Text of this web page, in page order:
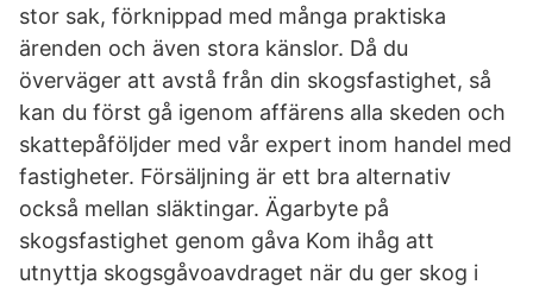
stor sak, förknippad med många praktiska
ärenden och även stora känslor. Då du
överväger att avstå från din skogsfastighet, så
kan du först gå igenom affärens alla skeden och
skattepåföljder med vår expert inom handel med
fastigheter. Försäljning är ett bra alternativ
också mellan släktingar. Ägarbyte på
skogsfastighet genom gåva Kom ihåg att
utnyttja skogsgåvoavdraget när du ger skog i